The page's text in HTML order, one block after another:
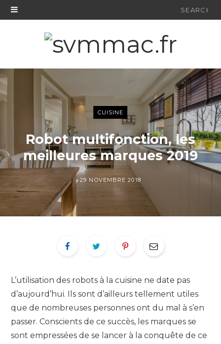
Search
CUISINE
Robot multifonction, les
meilleures marques 2019
29 NOVEMBRE 2018
L’utilisation des robots à la cuisine ne date pas
d’aujourd’hui. Ils sont d’ailleurs tellement utiles
que de nombreuses personnes ont du mal à s’en
passer. Conscients de ce succès, les marques se
sont empressées de se lancer à la conquête de ce